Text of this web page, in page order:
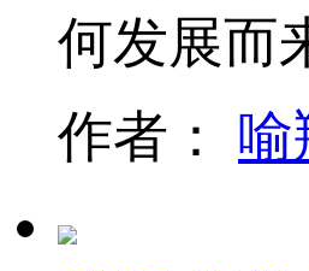
何发展而
作者： 喻